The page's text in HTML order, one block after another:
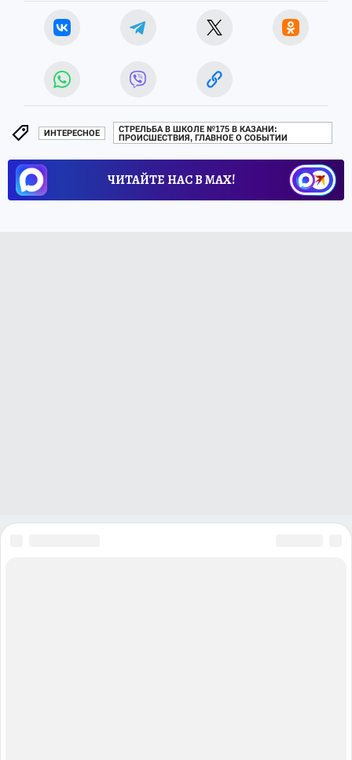
ИНТЕРЕСНОЕ
СТРЕЛЬБА В ШКОЛЕ №175 В КАЗАНИ:
ПРОИСШЕСТВИЯ, ГЛАВНОЕ О СОБЫТИИ
ЧИТАЙТЕ НАС В МАХ!